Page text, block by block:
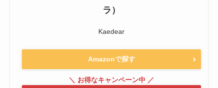
ラ）
Kaedear
Amazonで探す